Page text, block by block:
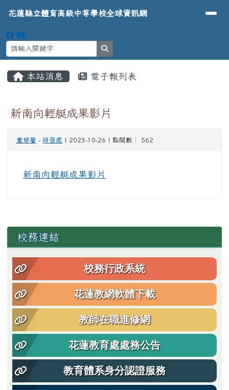
花蓮縣立體育高級中等學校全球資
導覽列
花蓮縣立體育高級中等學校全球資訊網
本站消息 電子報列表
新南向輕艇成果影片
童郁馨 - 研發處 | 2023-10-26 | 點閱數： 562
新南向輕艇成果影片
左邊區域內容
校務連結
校務行政系統
花蓮教網軟體下載
教師在職進修網
花蓮教育處處務公告
教育體系身分認證服務